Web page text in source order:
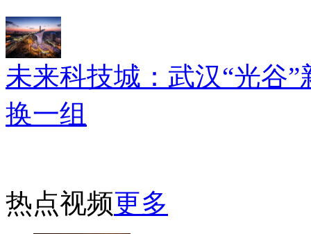
未来科技城：武汉“光谷”
换一组
热点视频更多